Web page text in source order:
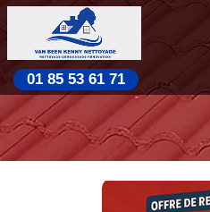
01 85 53 61 71